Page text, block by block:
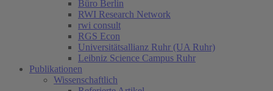
Büro Berlin
RWI Research Network
rwi consult
RGS Econ
Universitätsallianz Ruhr (UA Ruhr)
Leibniz Science Campus Ruhr
Publikationen
Wissenschaftlich